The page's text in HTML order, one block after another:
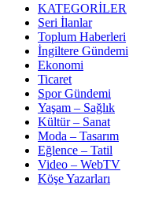
KATEGORİLER
Seri İlanlar
Toplum Haberleri
İngiltere Gündemi
Ekonomi
Ticaret
Spor Gündemi
Yaşam – Sağlık
Kültür – Sanat
Moda – Tasarım
Eğlence – Tatil
Video – WebTV
Köşe Yazarları